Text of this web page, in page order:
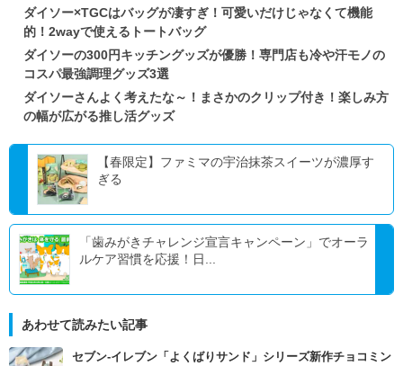
ダイソー×TGCはバッグが凄すぎ！可愛いだけじゃなくて機能
的！2wayで使えるトートバッグ
ダイソーの300円キッチングッズが優勝！専門店も冷や汗モノの
コスパ最強調理グッズ3選
ダイソーさんよく考えたな～！まさかのクリップ付き！楽しみ方
の幅が広がる推し活グッズ
【春限定】ファミマの宇治抹茶スイーツが濃厚す
ぎる
「歯みがきチャレンジ宣言キャンペーン」でオーラ
ルケア習慣を応援！日...
あわせて読みたい記事
セブン‐イレブン「よくばりサンド」シリーズ新作チョコミン